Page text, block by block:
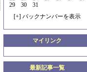
29
30
31
[+] バックナンバーを表示
マイリンク
最新記事一覧